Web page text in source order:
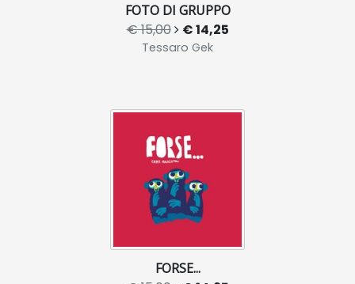
FOTO DI GRUPPO
€ 15,00 € 14,25
Tessaro Gek
FORSE...